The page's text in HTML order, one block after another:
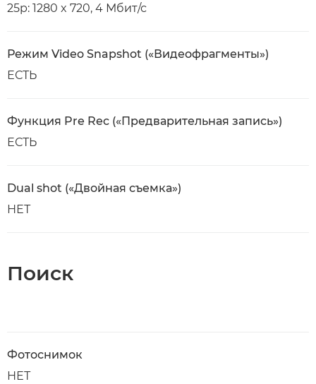
25p: 1280 x 720, 4 Мбит/с
Режим Video Snapshot («Видеофрагменты»)
ЕСТЬ
Функция Pre Rec («Предварительная запись»)
ЕСТЬ
Dual shot («Двойная съемка»)
НЕТ
Поиск
Фотоснимок
НЕТ